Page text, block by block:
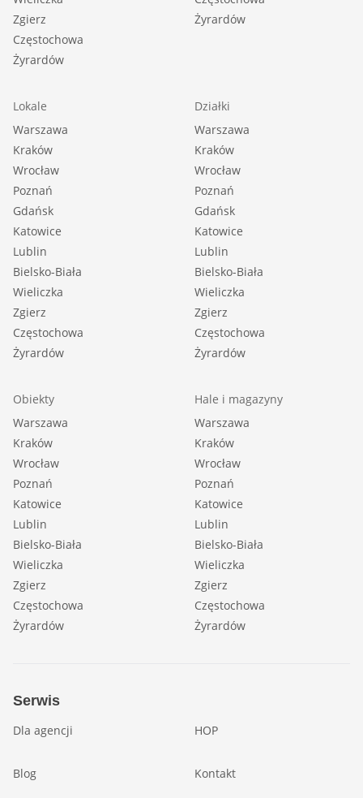
Zgierz
Częstochowa
Żyrardów
Żyrardów
Lokale
Warszawa
Kraków
Wrocław
Poznań
Gdańsk
Katowice
Lublin
Bielsko-Biała
Wieliczka
Zgierz
Częstochowa
Żyrardów
Działki
Warszawa
Kraków
Wrocław
Poznań
Gdańsk
Katowice
Lublin
Bielsko-Biała
Wieliczka
Zgierz
Częstochowa
Żyrardów
Obiekty
Warszawa
Kraków
Wrocław
Poznań
Katowice
Lublin
Bielsko-Biała
Wieliczka
Zgierz
Częstochowa
Żyrardów
Hale i magazyny
Warszawa
Kraków
Wrocław
Poznań
Katowice
Lublin
Bielsko-Biała
Wieliczka
Zgierz
Częstochowa
Żyrardów
Serwis
Dla agencji HOP
Blog Kontakt